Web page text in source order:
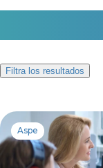
Filtra los resultados
Aspe